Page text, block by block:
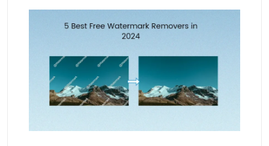
Sora 2.0 Kling 2.6 Pro
Wan 2.5
物件移除器
背景去除劑
AI背景